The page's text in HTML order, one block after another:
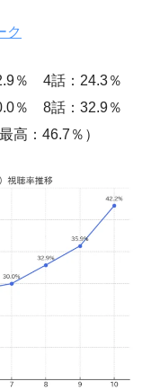
ク
％ 4話：24.3％
％ 8話：32.9％
高：46.7％）